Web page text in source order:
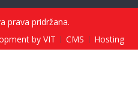
prava pridržana.
by VIT
CMS Hosting